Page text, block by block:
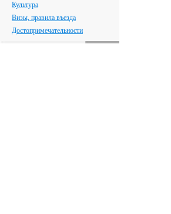
Культура
Визы, правила въезда
Достопримечательности